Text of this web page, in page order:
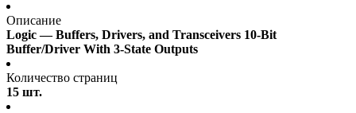
Описание
Logic — Buffers, Drivers, and Transceivers 10-Bit
Buffer/Driver With 3-State Outputs
Количество страниц
15 шт.